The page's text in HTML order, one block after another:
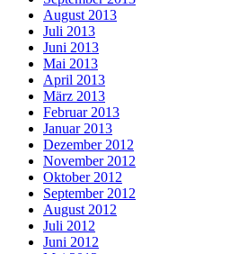
August 2013
Juli 2013
Juni 2013
Mai 2013
April 2013
März 2013
Februar 2013
Januar 2013
Dezember 2012
November 2012
Oktober 2012
September 2012
August 2012
Juli 2012
Juni 2012